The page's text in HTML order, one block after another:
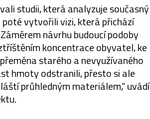
studii, která analyzuje současný
vytvořili vizi, která přichází
návrhu budoucí podoby
koncentrace obyvatel, ke
starého a nevyužívaného
hmoty odstranili, přesto si ale
průhledným materiálem,“ uvádí